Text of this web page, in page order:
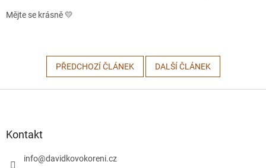
Mějte se krásně 💛
PŘEDCHOZÍ ČLÁNEK DALŠÍ ČLÁNEK
Kontakt
info@davidkovokoreni.cz